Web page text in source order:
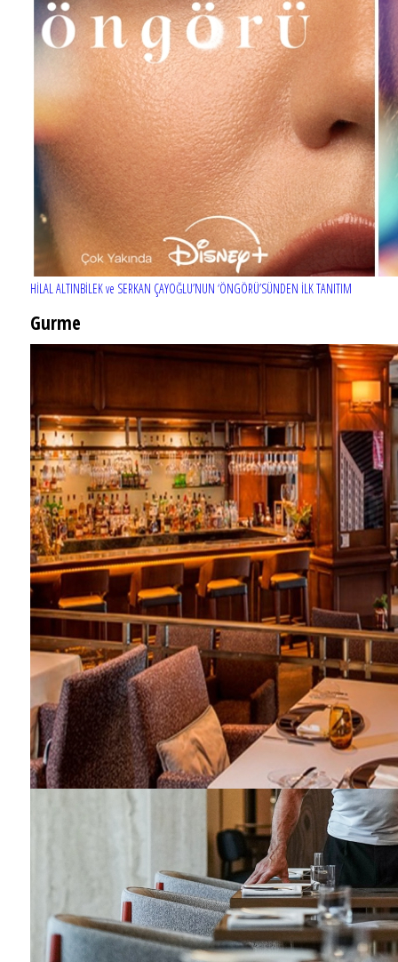
HİLAL ALTINBİLEK ve SERKAN ÇAYOĞLU’NUN ‘ÖNGÖRÜ’SÜNDEN İLK TANITIM
Gurme
EĞLENCE HAYATINA YENİ SOLUK: Gabbro Dream Theatre